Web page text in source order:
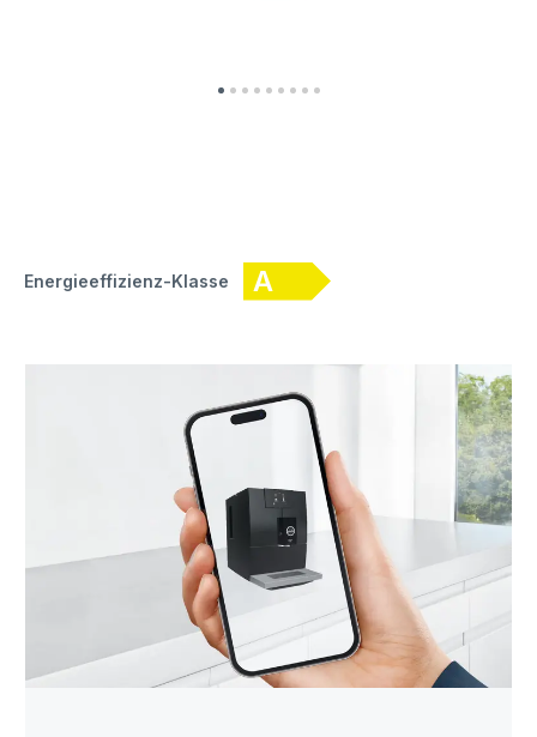
Energieeffizienz-Klasse A